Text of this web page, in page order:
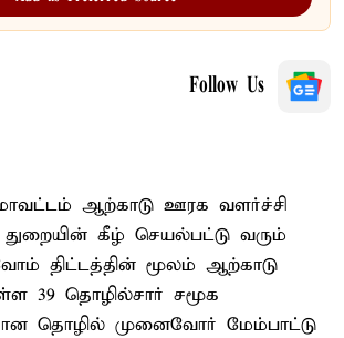
Follow Us
ஆற்காடு ஊரக வளர்ச்சி
துறையின் கீழ் செயல்பட்டு வரும்
திட்டத்தின் மூலம் ஆற்காடு
39 தொழில்சார் சமூக
தொழில் முனைவோர் மேம்பாட்டு